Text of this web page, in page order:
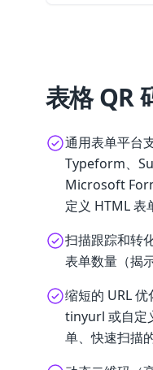
表格 QR
通用表单平台
Typeform、
Microsoft
定义 HTML 表
扫描跟踪和转
表单数量（揭
缩短的 URL
tinyurl 或自定
单、快速扫描